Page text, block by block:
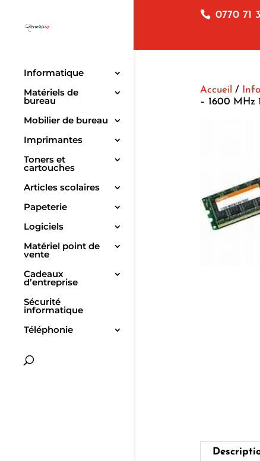
0770 71
Informatique
Matériels de
bureau
Mobilier de bureau
Imprimantes
Toners et
cartouches
Articles scolaires
Papeterie
Logiciels
Matériel point de
vente
Cadeaux
d’entreprise
Sécurité
informatique
Téléphonie
Accueil /
– 1600 MHz